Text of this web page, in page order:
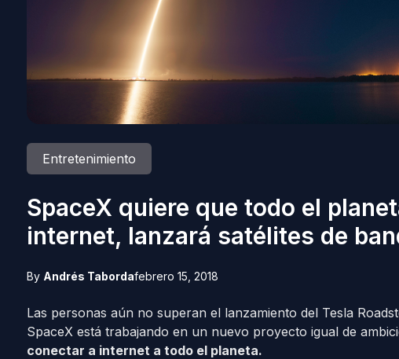
Entretenimiento
SpaceX quiere que todo el
internet, lanzará satélites de
By Andrés Tabordafebrero 15, 2018
Las personas aún no superan el lanzamiento del Tesla
SpaceX está trabajando en un nuevo proyecto igual de
conectar a internet a todo el planeta.